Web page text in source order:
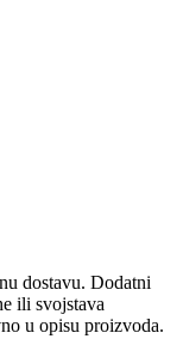
​​dostavu. Dodatni
ili svojstava
u opisu proizvoda.